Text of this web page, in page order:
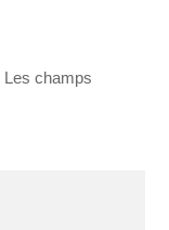
Les champs